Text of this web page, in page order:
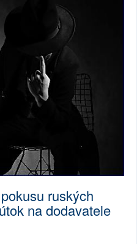
ruských
na dodavatele